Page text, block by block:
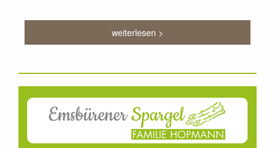
weiterlesen >